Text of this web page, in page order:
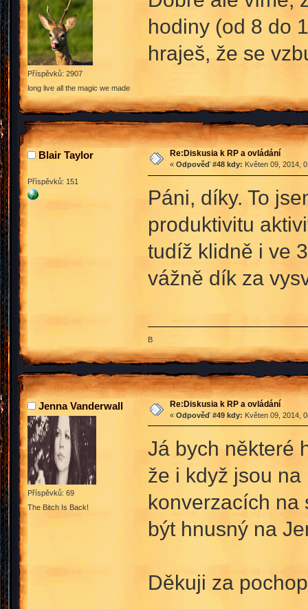
Příspěvků: 2907
long live all the magic we made
hodiny (od 8 do
hraješ, že se
Blair Taylor
Příspěvků: 151
Re:Diskusia k RP a ovládání
« Odpověď #48 kdy: Květen 09, 2014,
Páni, díky. To
produktivitu
tudíž klidně i ve
vážně dík za
B
Jenna Vanderwall
Příspěvků: 69
The Bitch Is Back!
Re:Diskusia k RP a ovládání
« Odpověď #49 kdy: Květen 09, 2014,
Já bych některé
že i když jsou
konverzacích na
být hnusný na
Děkuji za